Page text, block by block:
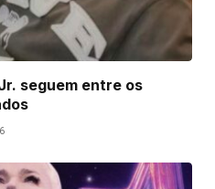
seguem entre os